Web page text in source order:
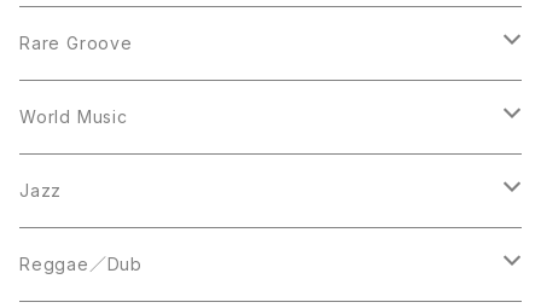
12inch
7inch
12inch
LP
Acetate Press
Rare Groove
12inch
LP
World Music
12inch
LP
Jazz
LP
Reggae／Dub